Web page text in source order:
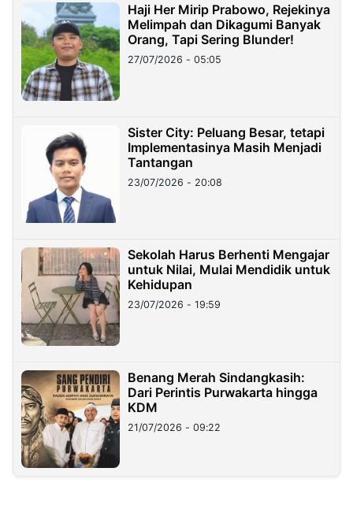
Haji Her Mirip Prabowo, Rejekinya
Melimpah dan Dikagumi Banyak
Orang, Tapi Sering Blunder!
27/07/2026 - 05:05
Sister City: Peluang Besar, tetapi
Implementasinya Masih Menjadi
Tantangan
23/07/2026 - 20:08
Sekolah Harus Berhenti Mengajar
untuk Nilai, Mulai Mendidik untuk
Kehidupan
23/07/2026 - 19:59
Benang Merah Sindangkasih:
Dari Perintis Purwakarta hingga
KDM
21/07/2026 - 09:22